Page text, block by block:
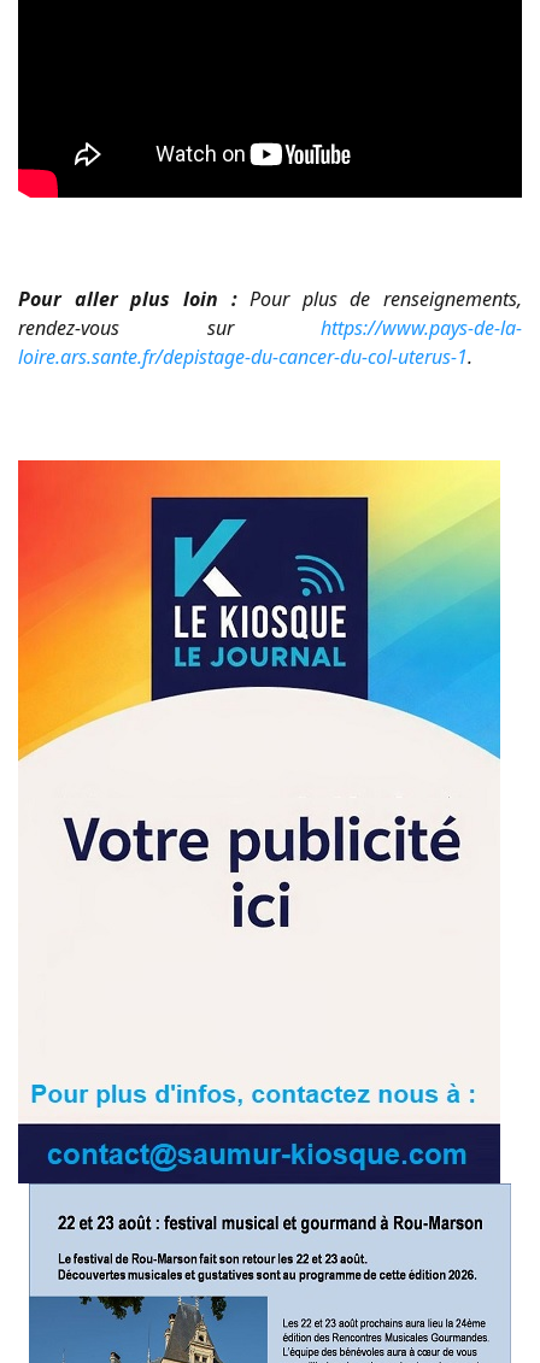
Pour aller plus loin :Pour plus de renseignements,
rendez-vous sur https://www.pays-de-la-
loire.ars.sante.fr/depistage-du-cancer-du-col-uterus-1.